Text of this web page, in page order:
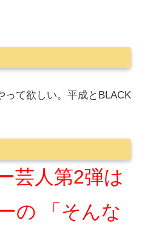
って欲しい。平成とBLACK
芸人第2弾は
の 「そんな